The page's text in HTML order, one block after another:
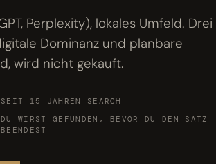
Perplexity), lokales Umfeld. Drei
Dominanz und planbare
wird nicht gekauft.
SEIT 15 JAHREN SEARCH
DU WIRST GEFUNDEN, BEVOR DU DEN SATZ
BEENDEST